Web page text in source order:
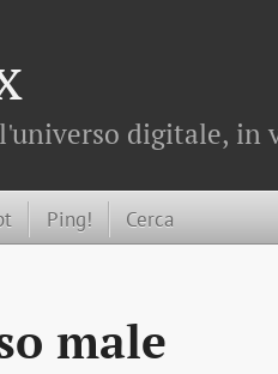
digitale, in
Ping! Cerca
male